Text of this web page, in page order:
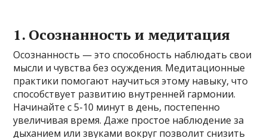
1. Осознанность и медитация
Осознанность — это способность наблюдать свои
мысли и чувства без осуждения. Медитационные
практики помогают научиться этому навыку, что
способствует развитию внутренней гармонии.
Начинайте с 5-10 минут в день, постепенно
увеличивая время. Даже простое наблюдение за
дыханием или звуками вокруг позволит снизить